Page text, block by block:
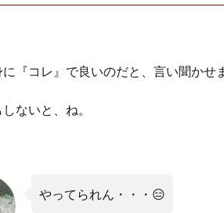
に『コレ』で良いのだと、言い聞かせ
ないと、ね。
やってられん・・・😑